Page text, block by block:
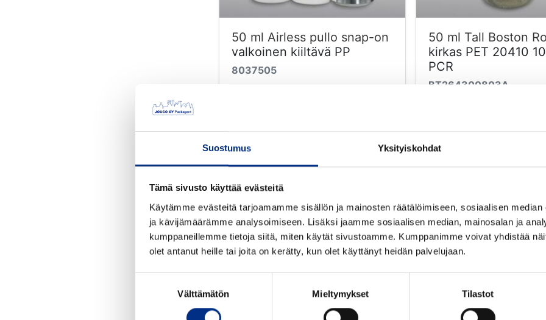
Suostumus Yksityiskohdat
Tämä sivusto käyttää evästeitä
Käytämme evästeitä tarjoamamme sisällön ja mainosten räätälöimiseen, sosiaalisen
ja kävijämäärämme analysoimiseen. Lisäksi jaamme sosiaalisen median, mainosalan ja
kumppaneillemme tietoja siitä, miten käytät sivustoamme. Kumppanimme voivat yhdistää
olet antanut heille tai joita on kerätty, kun olet käyttänyt heidän palvelujaan.
Välttämätön Mieltymykset Tilastot
50 ml Airless pullo snap-on
valkoinen kiiltävä PP
8037505
50 ml Tall Boston
kirkas PET 20410
PCR
BT264300803A